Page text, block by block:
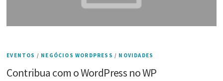
EVENTOS / NEGÓCIOS WORDPRESS / NOVIDADES
Contribua com o WordPress no WP